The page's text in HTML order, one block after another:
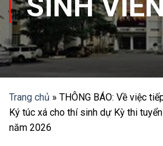
Trang chủ » THÔNG BÁO: Về việc
Ký túc xá cho thí sinh dự Kỳ thi
năm 2026